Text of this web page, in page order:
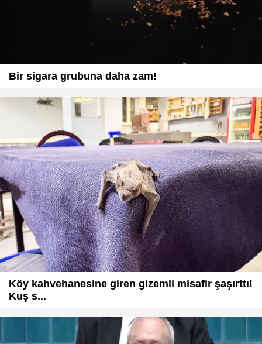
Bir sigara grubuna daha zam!
Köy kahvehanesine giren gizemli misafir şaşırttı!
Kuş s...